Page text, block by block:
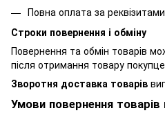
Повна оплата за реквізитами
Строки повернення і обміну
Повернення та обмін товарів
після отримання товару
Зворотня доставка товарів
Умови повернення товарів